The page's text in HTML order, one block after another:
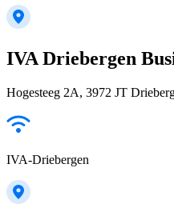
IVA Driebergen
Hogesteeg 2A, 3972 JT
IVA-Driebergen